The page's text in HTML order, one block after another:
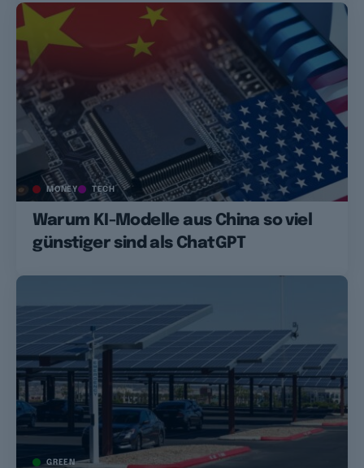
MONEY TECH
Warum KI-Modelle aus China so viel
günstiger sind als ChatGPT
GREEN